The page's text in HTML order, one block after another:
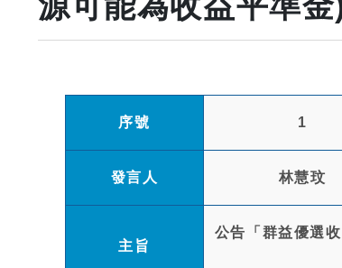
序號 1
發言人 林慧玟
主旨
公告「群益優選